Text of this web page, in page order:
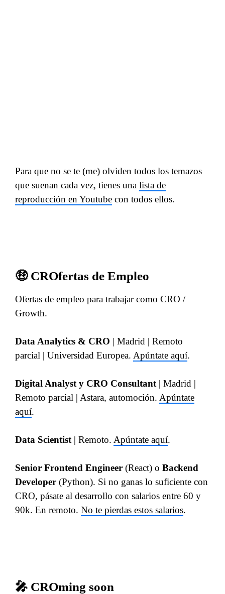
Para que no se te (me) olviden todos los temazos
que suenan cada vez, tienes una lista de
reproducción en Youtube con todos ellos.
🤑 CROfertas de Empleo
Ofertas de empleo para trabajar como CRO /
Growth.
Data Analytics & CRO | Madrid | Remoto
parcial | Universidad Europea. Apúntate aquí.
Digital Analyst y CRO Consultant | Madrid |
Remoto parcial | Astara, automoción. Apúntate
aquí.
Data Scientist | Remoto. Apúntate aquí.
Senior Frontend Engineer (React) o Backend
Developer (Python). Si no ganas lo suficiente con
CRO, pásate al desarrollo con salarios entre 60 y
90k. En remoto. No te pierdas estos salarios.
🎤 CROming soon